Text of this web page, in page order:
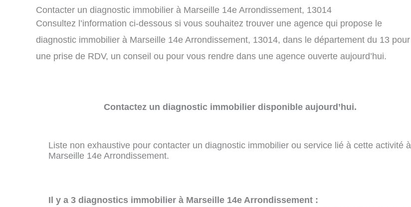
Contacter un diagnostic immobilier à Marseille 14e Arrondissement, 13014
Consultez l’information ci-dessous si vous souhaitez trouver une agence qui propose le
diagnostic immobilier à Marseille 14e Arrondissement, 13014, dans le département du 13 pour
une prise de RDV, un conseil ou pour vous rendre dans une agence ouverte aujourd’hui.
Contactez un diagnostic immobilier disponible aujourd’hui.
Liste non exhaustive pour contacter un diagnostic immobilier ou service lié à cette activité à
Marseille 14e Arrondissement.
Il y a 3 diagnostics immobilier à Marseille 14e Arrondissement :